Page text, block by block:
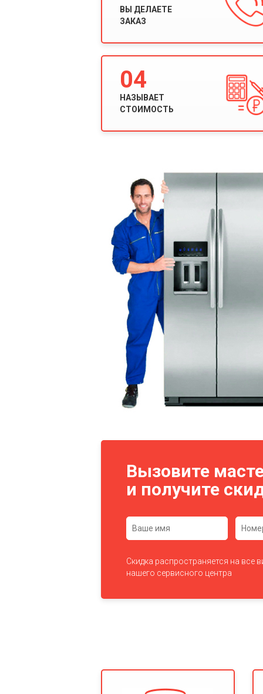
ВЫ ДЕЛАЕТЕ
ЗАКАЗ
04
НАЗЫВАЕТ
СТОИМОСТЬ
Вызовите
и получите
Скидка распространяется на все
нашего сервисного центра